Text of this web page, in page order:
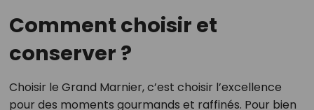
Comment choisir et
conserver ?
Choisir le Grand Marnier, c’est choisir l’excellence
pour des moments gourmands et raffinés. Pour bien